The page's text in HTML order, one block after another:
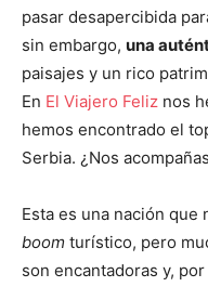
pasar desapercibida
sin embargo, una
paisajes y un rico
En El Viajero Feliz nos
hemos encontrado el
Serbia. ¿Nos
Esta es una nación
boom turístico, pero
son encantadoras y,